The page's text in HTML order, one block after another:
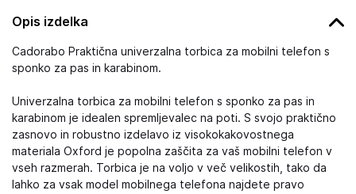
Opis izdelka
Cadorabo Praktična univerzalna torbica za mobilni telefon s
sponko za pas in karabinom.
Univerzalna torbica za mobilni telefon s sponko za pas in
karabinom je idealen spremljevalec na poti. S svojo praktično
zasnovo in robustno izdelavo iz visokokakovostnega
materiala Oxford je popolna zaščita za vaš mobilni telefon v
vseh razmerah. Torbica je na voljo v več velikostih, tako da
lahko za vsak model mobilnega telefona najdete pravo